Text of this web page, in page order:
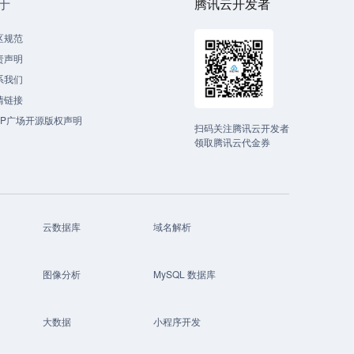
规范
声明
我们
链接
广场开源版权声明
扫码关注腾讯云开发者
领取腾讯云代金券
云数据库 域名解析
图像分析 MySQL 数据库
大数据 小程序开发